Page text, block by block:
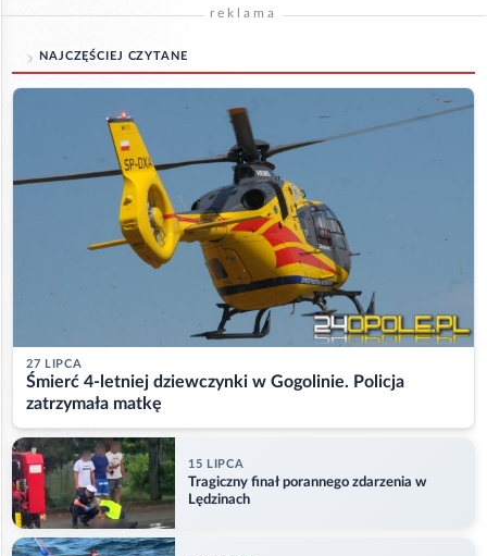
reklama
NAJCZĘŚCIEJ CZYTANE
27 LIPCA
Śmierć 4-letniej dziewczynki w Gogolinie. Policja
zatrzymała matkę
15 LIPCA
Tragiczny finał porannego zdarzenia w
Lędzinach